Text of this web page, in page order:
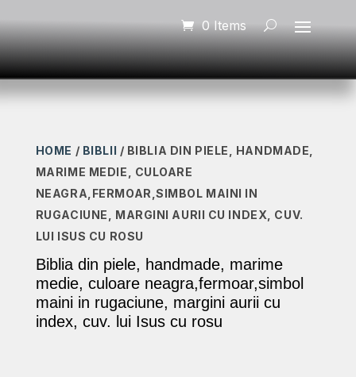
0 Items
HOME / BIBLII / BIBLIA DIN PIELE, HANDMADE,
MARIME MEDIE, CULOARE
NEAGRA,FERMOAR,SIMBOL MAINI IN
RUGACIUNE, MARGINI AURII CU INDEX, CUV.
LUI ISUS CU ROSU
Biblia din piele, handmade, marime
medie, culoare neagra,fermoar,simbol
maini in rugaciune, margini aurii cu
index, cuv. lui Isus cu rosu